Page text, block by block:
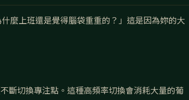
麼上班還是覺得腦袋重重的？」這是因為妳的大
斷切換專注點。這種高頻率切換會消耗大量的葡